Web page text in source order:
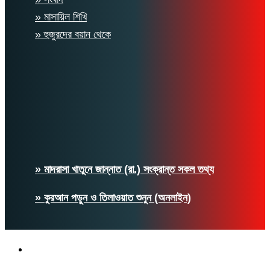
» মাসায়িল শিখি
» হুজুরদের বয়ান থেকে
» মাদরাসা খাতুনে জান্নাত (রা.) সংক্রান্ত সকল তথ্য
» কুরআন পড়ুন ও তিলাওয়াত শুনুন (অনলাইন)